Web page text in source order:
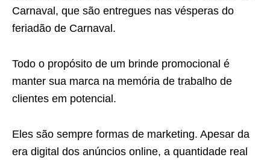
Carnaval, que são entregues nas vésperas do
feriadão de Carnaval.
Todo o propósito de um brinde promocional é
manter sua marca na memória de trabalho de
clientes em potencial.
Eles são sempre formas de marketing. Apesar da
era digital dos anúncios online, a quantidade real